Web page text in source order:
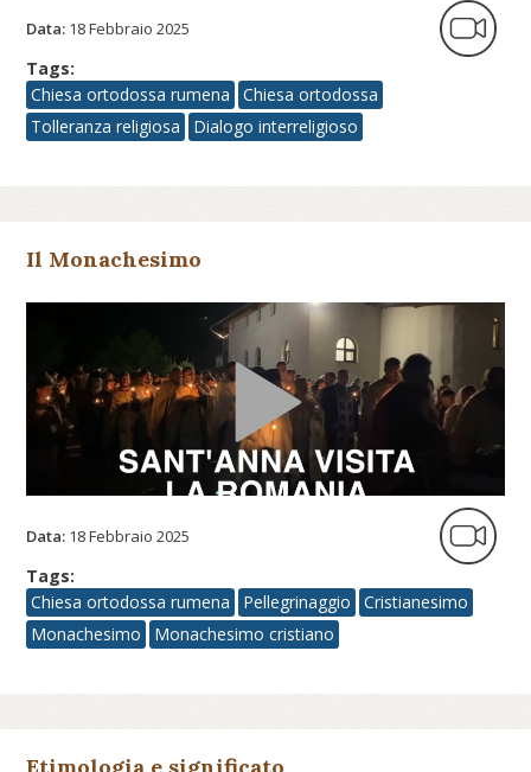
Data: 18 Febbraio 2025
Tags:
Chiesa ortodossa rumena
Chiesa ortodossa
Tolleranza religiosa
Dialogo interreligioso
Il Monachesimo
Data: 18 Febbraio 2025
Tags:
Chiesa ortodossa rumena
Pellegrinaggio
Cristianesimo
Monachesimo
Monachesimo cristiano